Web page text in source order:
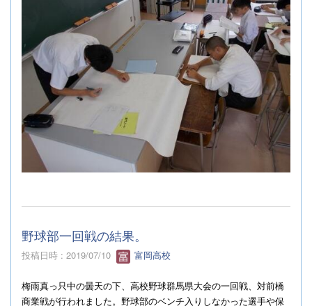
野球部一回戦の結果。
投稿日時 : 2019/07/10 富岡高校
梅雨真っ只中の曇天の下、高校野球群馬県大会の一回戦、対前橋
商業戦が行われました。野球部のベンチ入りしなかった選手や保